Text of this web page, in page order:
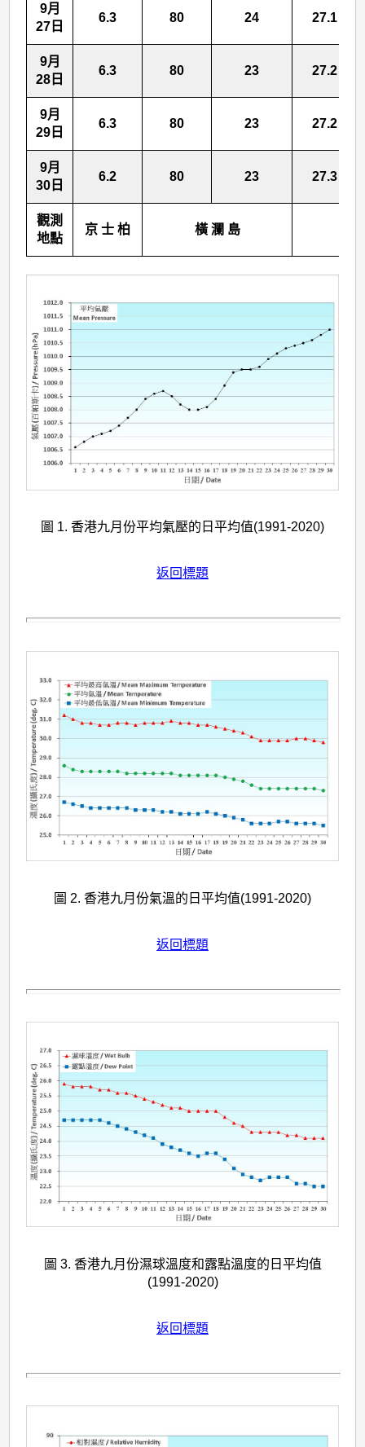
9月
27日
6.3 80 24 27.1
9月
28日
6.3 80 23 27.2
9月
29日
6.3 80 23 27.2
9月
30日
6.2 80 23 27.3
觀測
地點
京 士 柏 橫 瀾 島
圖 1. 香港九月份平均氣壓的日平均值(1991-2020)
返回標題
圖 2. 香港九月份氣溫的日平均值(1991-2020)
返回標題
圖 3. 香港九月份濕球溫度和露點溫度的日平均值
(1991-2020)
返回標題